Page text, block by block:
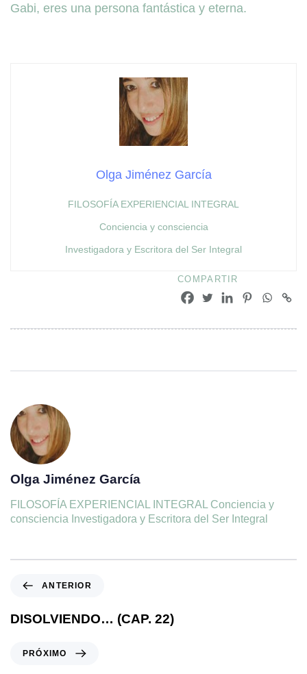
Gabi, eres una persona fantástica y eterna.
Olga Jiménez García
FILOSOFÍA EXPERIENCIAL INTEGRAL
Conciencia y consciencia
Investigadora y Escritora del Ser Integral
COMPARTIR
Olga Jiménez García
FILOSOFÍA EXPERIENCIAL INTEGRAL Conciencia y
consciencia Investigadora y Escritora del Ser Integral
ANTERIOR
DISOLVIENDO… (CAP. 22)
PRÓXIMO